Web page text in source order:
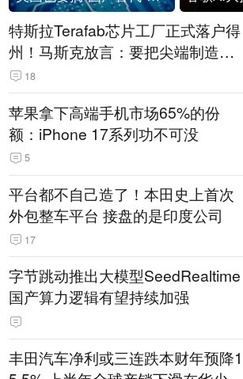
特斯拉Terafab芯片工厂正式落户得
州！马斯克放言：要把尖端制造带
回美国
18
苹果拿下高端手机市场65%的份
额：iPhone 17系列功不可没
5
平台都不自己造了！本田史上首次
外包整车平台 接盘的是印度公司
17
字节跳动推出大模型SeedRealtime
国产算力逻辑有望持续加强
丰田汽车净利或三连跌本财年预降1